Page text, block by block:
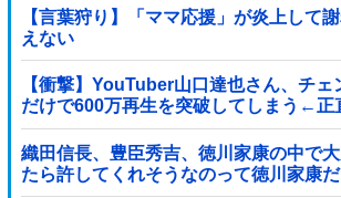
【言葉狩り】「ママ応援」が炎上して
えない
【衝撃】YouTuber山口達也さん、チェ
だけで600万再生を突破してしまう←正
でいいんだよなw w w w w w w w
織田信長、豊臣秀吉、徳川家康の中で
たら許してくれそうなのって徳川家康